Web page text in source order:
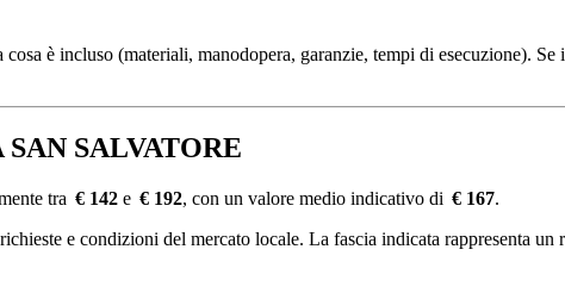
è incluso (materiali, manodopera, garanzie, tempi di esecuzione).
SALVATORE
tra € 142 e € 192, con un valore medio indicativo di € 167.
e condizioni del mercato locale. La fascia indicata rappresenta